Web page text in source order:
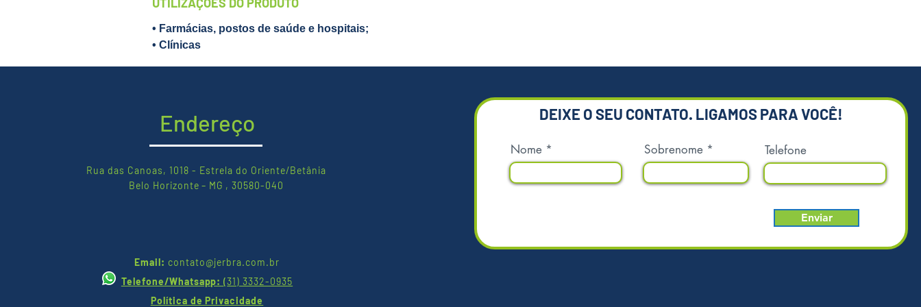
• Farmácias, postos de saúde e hospitais;
• Clínicas
Endereço
Rua das Canoas, 1018 - Estrela do Oriente/Betânia
Belo Horizonte – MG , 30580-040
Email: contato@jerbra.com.br
Telefone/Whatsapp:(31) 3332-0935
Política de Privacidade
DEIXE O SEU CONTATO. LIGAMOS PARA VOCÊ!
Nome Sobrenome Telefone
Enviar